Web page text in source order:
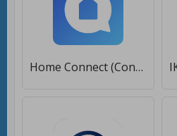
Home Connect (Connected Home Appliances) [Без рекламы]